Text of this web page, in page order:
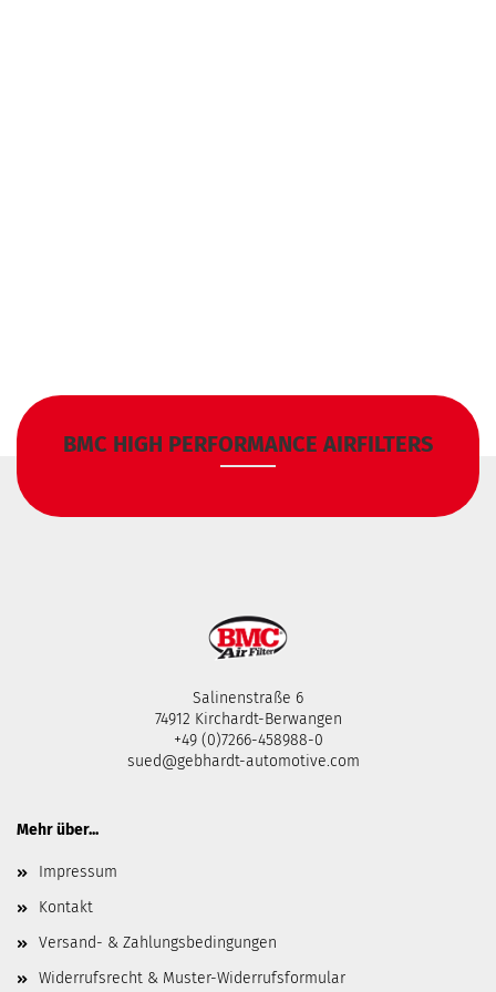
BMC HIGH PERFORMANCE AIRFILTERS
Salinenstraße 6
74912 Kirchardt-Berwangen
+49 (0)7266-458988-0
sued@gebhardt-automotive.com
Mehr über...
Impressum
Kontakt
Versand- & Zahlungsbedingungen
Widerrufsrecht & Muster-Widerrufsformular